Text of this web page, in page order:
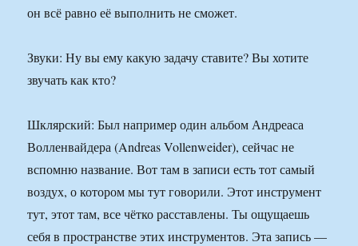
он всё равно её выполнить не сможет.
Звуки: Ну вы ему какую задачу ставите? Вы хотите
звучать как кто?
Шклярский: Был например один альбом Андреаса
Волленвайдера (Andreas Vollenweider), сейчас не
вспомню название. Вот там в записи есть тот самый
воздух, о котором мы тут говорили. Этот инструмент
тут, этот там, все чётко расставлены. Ты ощущаешь
себя в пространстве этих инструментов. Эта запись —